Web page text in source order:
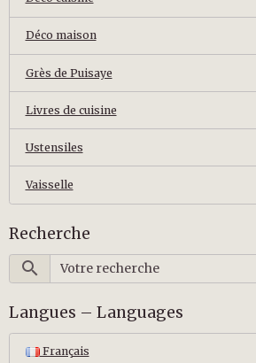
Déco maison
Grès de Puisaye
Livres de cuisine
Ustensiles
Vaisselle
Recherche
Langues – Languages
Français